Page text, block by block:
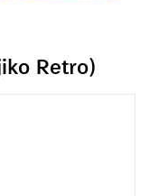
Retro)